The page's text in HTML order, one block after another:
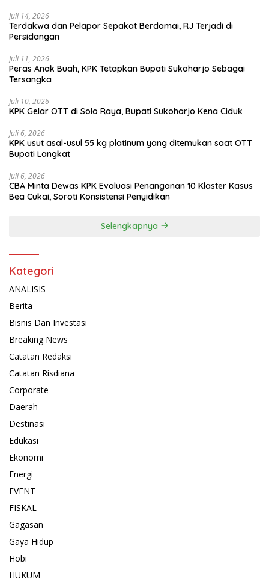
Juli 14, 2026
Terdakwa dan Pelapor Sepakat Berdamai, RJ Terjadi di
Persidangan
Juli 11, 2026
Peras Anak Buah, KPK Tetapkan Bupati Sukoharjo Sebagai
Tersangka
Juli 10, 2026
KPK Gelar OTT di Solo Raya, Bupati Sukoharjo Kena Ciduk
Juli 6, 2026
KPK usut asal-usul 55 kg platinum yang ditemukan saat OTT
Bupati Langkat
Juli 6, 2026
CBA Minta Dewas KPK Evaluasi Penanganan 10 Klaster Kasus
Bea Cukai, Soroti Konsistensi Penyidikan
Selengkapnya
Kategori
ANALISIS
Berita
Bisnis Dan Investasi
Breaking News
Catatan Redaksi
Catatan Risdiana
Corporate
Daerah
Destinasi
Edukasi
Ekonomi
Energi
EVENT
FISKAL
Gagasan
Gaya Hidup
Hobi
HUKUM